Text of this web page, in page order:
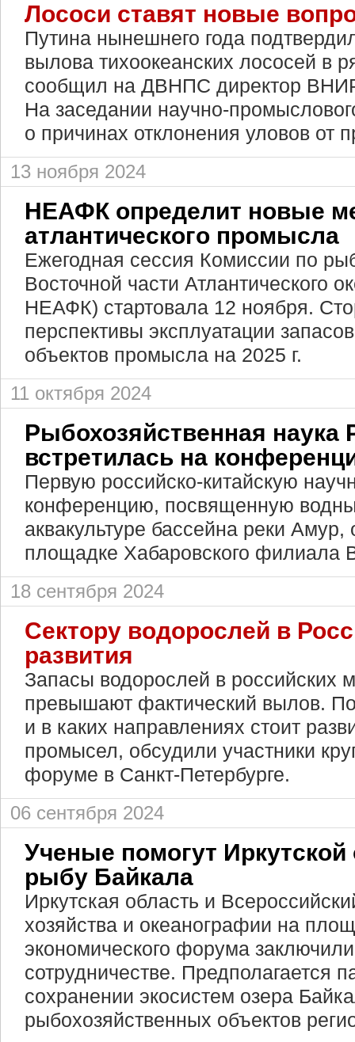
Лососи ставят новые
Путина нынешнего года
вылова тихоокеанских лососей в
сообщил на ДВНПС директор
На заседании научно-
о причинах отклонения уловов от
13 ноября 2024
НЕАФК определит новые
атлантического промысла
Ежегодная сессия Комиссии по
Восточной части Атлантического
НЕАФК) стартовала 12 ноября.
перспективы эксплуатации
объектов промысла на 2025 г.
11 октября 2024
Рыбохозяйственная наука
встретилась на
Первую российско-китайскую
конференцию, посвященную
аквакультуре бассейна реки Амур,
площадке Хабаровского
18 сентября 2024
Сектору водорослей в
развития
Запасы водорослей в российских
превышают фактический вылов.
и в каких направлениях стоит
промысел, обсудили участники
форуме в Санкт-Петербурге.
06 сентября 2024
Ученые помогут Иркутской
рыбу Байкала
Иркутская область и
хозяйства и океанографии на
экономического форума
сотрудничестве. Предполагается
сохранении экосистем озера
рыбохозяйственных объектов